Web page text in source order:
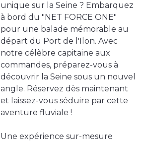
unique sur la Seine ? Embarquez
à bord du "NET FORCE ONE"
pour une balade mémorable au
départ du Port de l'Ilon. Avec
notre célèbre capitaine aux
commandes, préparez-vous à
découvrir la Seine sous un nouvel
angle. Réservez dès maintenant
et laissez-vous séduire par cette
aventure fluviale !
Une expérience sur-mesure